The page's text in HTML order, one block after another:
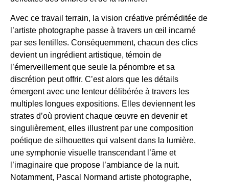
Avec ce travail terrain, la vision créative préméditée de
l’artiste photographe passe à travers un œil incarné
par ses lentilles. Conséquemment, chacun des clics
devient un ingrédient artistique, témoin de
l’émerveillement que seule la pénombre et sa
discrétion peut offrir. C’est alors que les détails
émergent avec une lenteur délibérée à travers les
multiples longues expositions. Elles deviennent les
strates d’où provient chaque œuvre en devenir et
singulièrement, elles illustrent par une composition
poétique de silhouettes qui valsent dans la lumière,
une symphonie visuelle transcendant l’âme et
l’imaginaire que propose l’ambiance de la nuit.
Notamment, Pascal Normand artiste photographe,